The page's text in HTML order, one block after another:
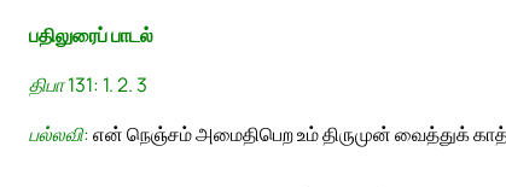
பதிலுரைப் பாடல்
திபா 131: 1. 2. 3
பல்லவி:என் நெஞ்சம் அமைதிபெற உம் திருமுன் வைத்துக்